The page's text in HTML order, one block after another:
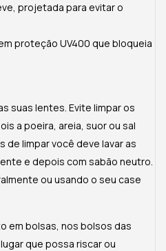
projetada para evitar o
proteção UV400 que bloqueia
suas lentes. Evite limpar os
a poeira, areia, suor ou sal
de limpar você deve lavar as
e depois com sabão neutro.
ou usando o seu case
em bolsas, nos bolsos das
que possa riscar ou